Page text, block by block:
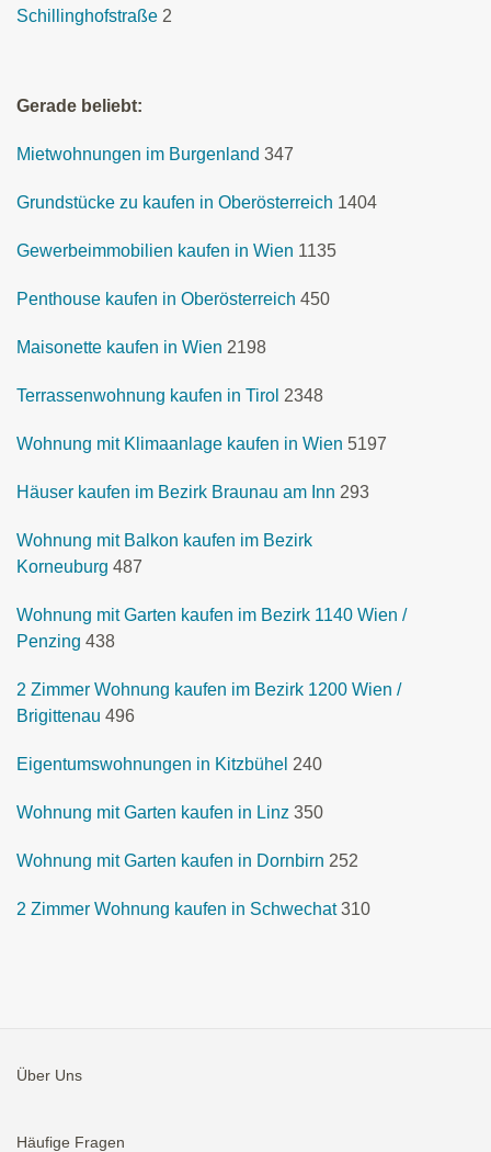
Schillinghofstraße 2
Gerade beliebt:
Mietwohnungen im Burgenland 347
Grundstücke zu kaufen in Oberösterreich 1404
Gewerbeimmobilien kaufen in Wien 1135
Penthouse kaufen in Oberösterreich 450
Maisonette kaufen in Wien 2198
Terrassenwohnung kaufen in Tirol 2348
Wohnung mit Klimaanlage kaufen in Wien 5197
Häuser kaufen im Bezirk Braunau am Inn 293
Wohnung mit Balkon kaufen im Bezirk
Korneuburg 487
Wohnung mit Garten kaufen im Bezirk 1140 Wien /
Penzing 438
2 Zimmer Wohnung kaufen im Bezirk 1200 Wien /
Brigittenau 496
Eigentumswohnungen in Kitzbühel 240
Wohnung mit Garten kaufen in Linz 350
Wohnung mit Garten kaufen in Dornbirn 252
2 Zimmer Wohnung kaufen in Schwechat 310
Über Uns
Häufige Fragen